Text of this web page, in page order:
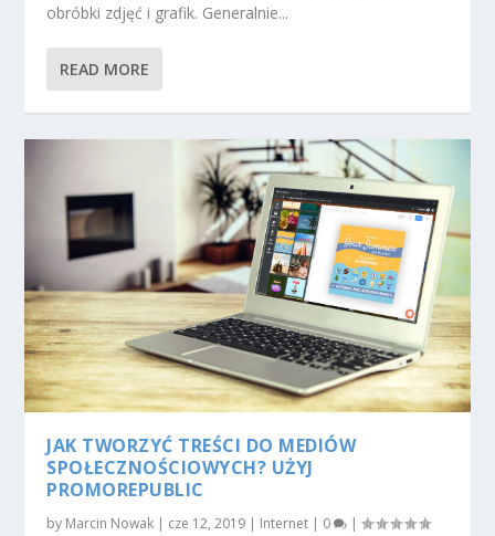
obróbki zdjęć i grafik. Generalnie...
READ MORE
JAK TWORZYĆ TREŚCI DO MEDIÓW
SPOŁECZNOŚCIOWYCH? UŻYJ
PROMOREPUBLIC
by Marcin Nowak | cze 12, 2019 | Internet | 0 |